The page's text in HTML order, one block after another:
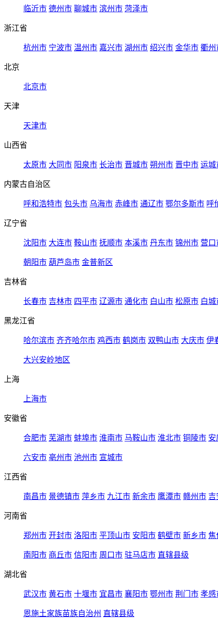
临沂市 德州市 聊城市 滨州市 菏泽市
浙江省
杭州市 宁波市 温州市 嘉兴市 湖州市 绍兴市 金华市 衢州
北京
北京市
天津
天津市
山西省
太原市 大同市 阳泉市 长治市 晋城市 朔州市 晋中市 运城
内蒙古自治区
呼和浩特市 包头市 乌海市 赤峰市 通辽市 鄂尔多斯市 呼
辽宁省
沈阳市 大连市 鞍山市 抚顺市 本溪市 丹东市 锦州市 营口
朝阳市 葫芦岛市 金普新区
吉林省
长春市 吉林市 四平市 辽源市 通化市 白山市 松原市 白城
黑龙江省
哈尔滨市 齐齐哈尔市 鸡西市 鹤岗市 双鸭山市 大庆市 伊
大兴安岭地区
上海
上海市
安徽省
合肥市 芜湖市 蚌埠市 淮南市 马鞍山市 淮北市 铜陵市 安
六安市 亳州市 池州市 宣城市
江西省
南昌市 景德镇市 萍乡市 九江市 新余市 鹰潭市 赣州市 吉
河南省
郑州市 开封市 洛阳市 平顶山市 安阳市 鹤壁市 新乡市 焦
南阳市 商丘市 信阳市 周口市 驻马店市 直辖县级
湖北省
武汉市 黄石市 十堰市 宜昌市 襄阳市 鄂州市 荆门市 孝感
恩施土家族苗族自治州 直辖县级